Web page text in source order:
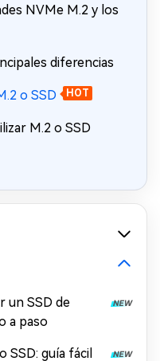
NVMe M.2 y los
diferencias
o SSD HOT
M.2 o SSD
un SSD de
a paso
SSD: guía fácil